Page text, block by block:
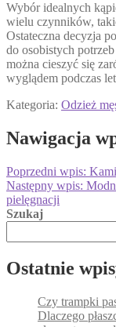
Wybór idealnych
wielu czynników,
Ostateczna decyzja
do osobistych
można cieszyć się
wyglądem podczas
Kategoria: Odzież
Nawigacja
Poprzedni wpis:
Następny wpis:
pielęgnacji
Szukaj
Ostatnie
Czy trampki
Dlaczego